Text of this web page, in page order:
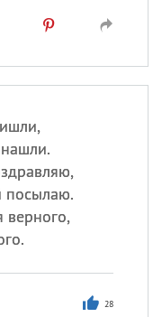
посылаю.
верного,
28